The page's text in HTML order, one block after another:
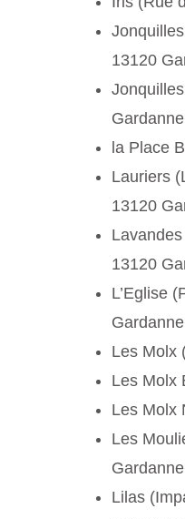
13120
Gardanne
la Place
Lauriers
13120
13120
L’Eglise
Gardanne
Les Molx
Les Molx
Les Molx
Les
Gardanne
Lilas